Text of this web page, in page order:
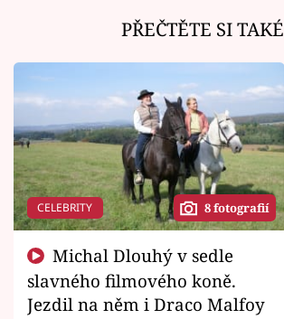
PŘEČTĚTE SI TAKÉ
CELEBRITY 8 fotografií
slavného filmového koně.
Jezdil na něm i Draco Malfoy